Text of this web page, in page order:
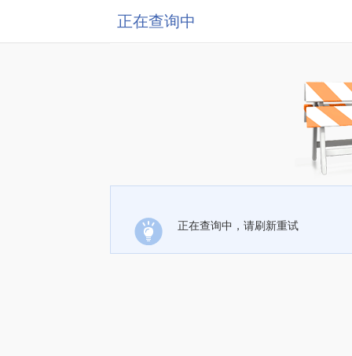
正在查询中
正在查询中，请刷新重试